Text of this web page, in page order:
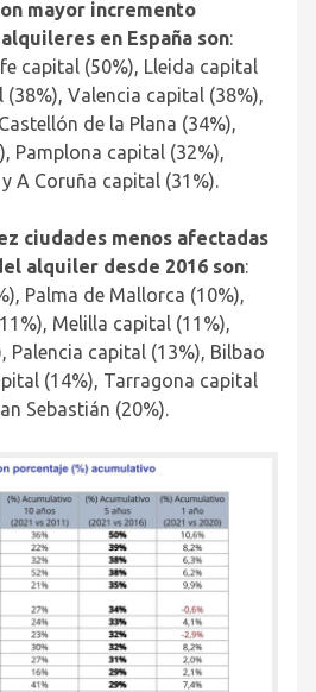
mayor incremento
en España son:
capital (50%), Lleida capital
Valencia capital (38%),
de la Plana (34%),
Pamplona capital (32%),
A Coruña capital (31%).
ciudades menos afectadas
alquiler desde 2016 son:
Palma de Mallorca (10%),
Melilla capital (11%),
Palencia capital (13%), Bilbao
(14%), Tarragona capital
Sebastián (20%).